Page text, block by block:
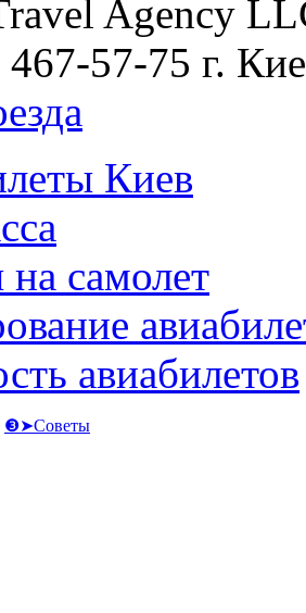
Agency
57-75 г.
Киев
самолет
авиабилетов
❸➤Советы